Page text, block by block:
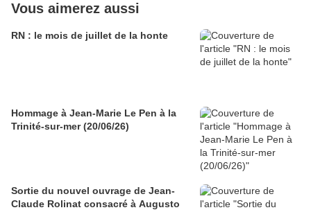
Vous aimerez aussi
RN : le mois de juillet de la honte
Hommage à Jean-Marie Le Pen à la
Trinité-sur-mer (20/06/26)
Sortie du nouvel ouvrage de Jean-
Claude Rolinat consacré à Augusto